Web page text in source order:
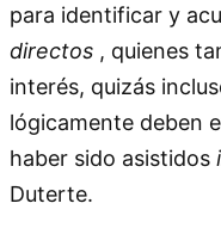
para identificar y
directos , quienes
interés, quizás
lógicamente deben
haber sido asistidos
Duterte.